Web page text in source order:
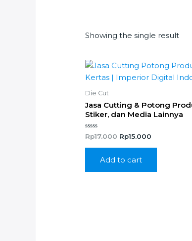
Showing the single result
Die Cut
Jasa Cutting & Potong
Stiker, dan Media Lainnya
Rated
0
out
Rp17.000
Original
price
was:
Rp15.000
Current
price
is:
Add to cart